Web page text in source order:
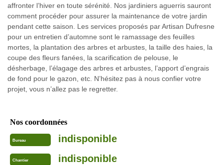
affronter l’hiver en toute sérénité. Nos jardiniers aguerris sauront
comment procéder pour assurer la maintenance de votre jardin
pendant cette saison. Les services proposés par Artisan Dufresne
pour un entretien d’automne sont le ramassage des feuilles
mortes, la plantation des arbres et arbustes, la taille des haies, la
coupe des fleurs fanées, la scarification de pelouse, le
désherbage, l’élagage des arbres et arbustes, l’apport d’engrais
de fond pour le gazon, etc. N’hésitez pas à nous confier votre
projet, vous n’allez pas le regretter.
Nos coordonnées
Bureau indisponible
Chantier indisponible